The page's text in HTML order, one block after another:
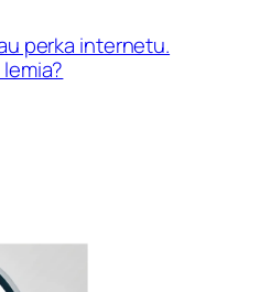
perka internetu.